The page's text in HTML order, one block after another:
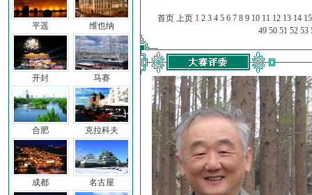
平遥
开封
合肥
成都
维也纳
马赛
克拉科夫
名古屋
首页 上页 1 2 3 4 5 6 7 8 9 10 11 12 13 14 15
49 50 51 52 53